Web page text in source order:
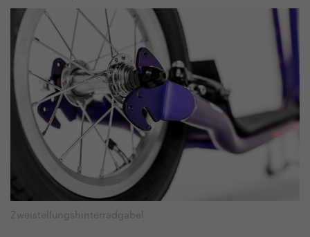
Zweistellungshinterradgabel